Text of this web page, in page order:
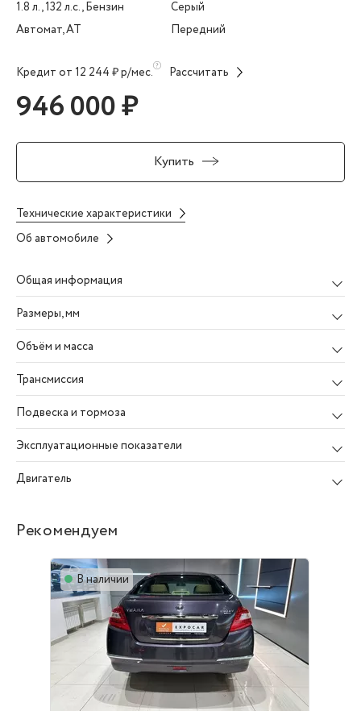
1.8 л., 132 л.с., Бензин
Автомат, AT
Передний
Серый
Кредит от 12 244 ₽ р/мес. Рассчитать
946 000 ₽
Купить
Технические характеристики
Об автомобиле
Общая информация
Размеры, мм
Объём и масса
Трансмиссия
Подвеска и тормоза
Эксплуатационные показатели
Двигатель
Рекомендуем
В наличии